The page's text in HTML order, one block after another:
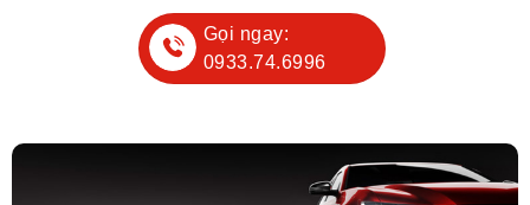
Gọi ngay:
0933.74.6996